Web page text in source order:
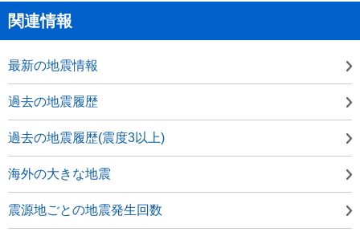
関連情報
最新の地震情報
過去の地震履歴
過去の地震履歴(震度3以上)
海外の大きな地震
震源地ごとの地震発生回数